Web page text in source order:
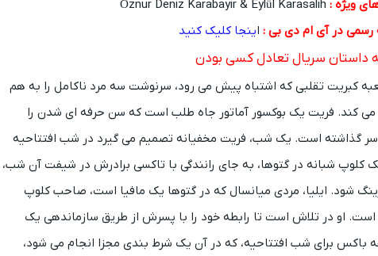
ویژه :
در آی ام دی بی : اینجا کلیک کنید
داستان سریال تعادل کسی بودن
کبریت تقلبی که اشتباه پیش می رود، سرنوشت سه مرد ناکامل را به هم
می کند. فریت یک بوکسور آماتور جاه طلب است که سن حرفه ای شدن را
گذاشته است. یک شب، فریت مخفیانه تصمیم می گیرد در شب افتتاحیه
یک کلوپ شبانه در گتوها، به جای رانندگی با تاکسی برادرش در شیفت آن شب،
شود. ایلیا، مردی میانسال که در گتوها یک مافیا است، صاحب کلوپ
است. او در تلاش است تا رابطه خود را با پسرش از طریق سازماندهی یک
باکس برای شب افتتاحیه، که در آن یک شرط بندی مجزا انجام می شود،